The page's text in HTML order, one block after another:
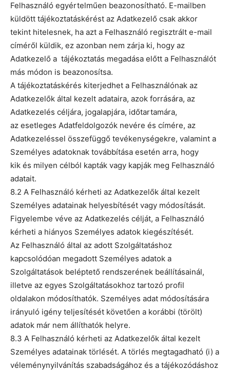
Felhasználó egyértelműen beazonosítható. E-mailben
küldött tájékoztatáskérést az Adatkezelő csak akkor
tekint hitelesnek, ha azt a Felhasználó regisztrált e-mail
címéről küldik, ez azonban nem zárja ki, hogy az
Adatkezelő a tájékoztatás megadása előtt a Felhasználót
más módon is beazonosítsa.
A tájékoztatáskérés kiterjedhet a Felhasználónak az
Adatkezelők által kezelt adataira, azok forrására, az
Adatkezelés céljára, jogalapjára, időtartamára,
az esetleges Adatfeldolgozók nevére és címére, az
Adatkezeléssel összefüggő tevékenységekre, valamint a
Személyes adatoknak továbbítása esetén arra, hogy
kik és milyen célból kapták vagy kapják meg Felhasználó
adatait.
8.2 A Felhasználó kérheti az Adatkezelők által kezelt
Személyes adatainak helyesbítését vagy módosítását.
Figyelembe véve az Adatkezelés célját, a Felhasználó
kérheti a hiányos Személyes adatok kiegészítését.
Az Felhasználó által az adott Szolgáltatáshoz
kapcsolódóan megadott Személyes adatok a
Szolgáltatások beléptető rendszerének beállításainál,
illetve az egyes Szolgáltatásokhoz tartozó profil
oldalakon módosíthatók. Személyes adat módosítására
irányuló igény teljesítését követően a korábbi (törölt)
adatok már nem állíthatók helyre.
8.3 A Felhasználó kérheti az Adatkezelők által kezelt
Személyes adatainak törlését. A törlés megtagadható (i) a
véleménynyilvánítás szabadságához és a tájékozódáshoz